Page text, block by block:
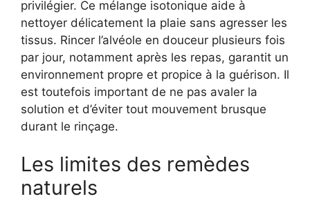
privilégier. Ce mélange isotonique aide à
nettoyer délicatement la plaie sans agresser les
tissus. Rincer l’alvéole en douceur plusieurs fois
par jour, notamment après les repas, garantit un
environnement propre et propice à la guérison. Il
est toutefois important de ne pas avaler la
solution et d’éviter tout mouvement brusque
durant le rinçage.
Les limites des remèdes
naturels